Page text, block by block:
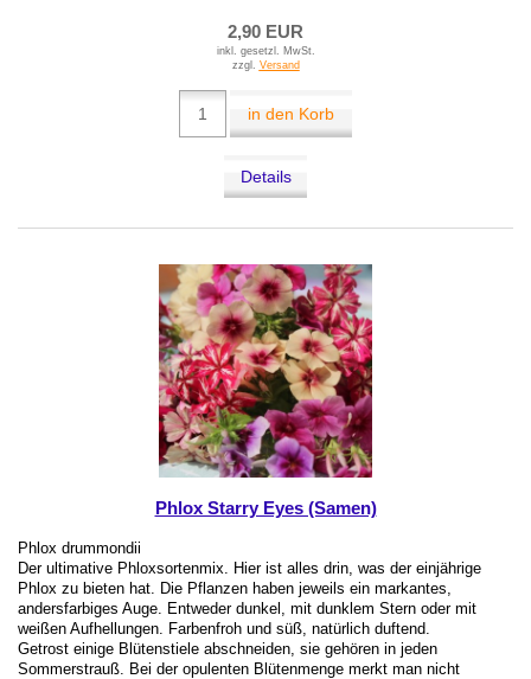
2,90 EUR
inkl. gesetzl. MwSt.
zzgl. Versand
in den Korb
Details
Phlox Starry Eyes (Samen)
Phlox drummondii
Der ultimative Phloxsortenmix. Hier ist alles drin, was der einjährige
Phlox zu bieten hat. Die Pflanzen haben jeweils ein markantes,
andersfarbiges Auge. Entweder dunkel, mit dunklem Stern oder mit
weißen Aufhellungen. Farbenfroh und süß, natürlich duftend.
Getrost einige Blütenstiele abschneiden, sie gehören in jeden
Sommerstrauß. Bei der opulenten Blütenmenge merkt man nicht